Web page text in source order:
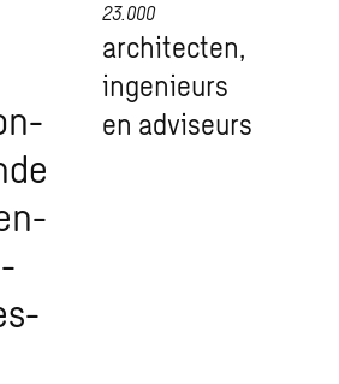
23.000
ar­chi­tec­ten,
in­ge­ni­eurs
en ad­vi­seurs